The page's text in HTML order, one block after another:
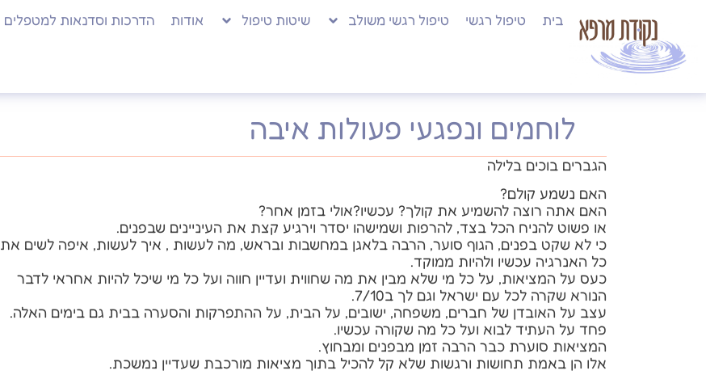
בית טיפול רגשי טיפול רגשי משולב שיטות טיפול אודות הדרכות וסדנאות למטפלים
לוחמים ונפגעי פעולות איבה
הגברים בוכים בלילה
האם נשמע קולם?
האם אתה רוצה להשמיע את קולך? עכשיו?אולי בזמן אחר?
או פשוט להניח הכל בצד, להרפות ושמישהו יסדר וירגיע קצת את העיניינים שבפנים.
כי לא שקט בפנים, הגוף סוער, הרבה בלאגן במחשבות ובראש, מה לעשות , איך לעשות, איפה לשים את
כל האנרגיה עכשיו ולהיות ממוקד.
כעס על המציאות, על כל מי שלא מבין את מה שחווית ועדיין חווה ועל כל מי שיכל להיות אחראי לדבר
הנורא שקרה לכל עם ישראל וגם לך ב7/10.
עצב על האובדן של חברים, משפחה, ישובים, על הבית, על ההתפרקות והסערה בבית גם בימים האלה.
פחד על העתיד לבוא ועל כל מה שקורה עכשיו.
המציאות סוערת כבר הרבה זמן מבפנים ומבחוץ.
אלו הן באמת תחושות ורגשות שלא קל להכיל בתוך מציאות מורכבת שעדיין נמשכת.